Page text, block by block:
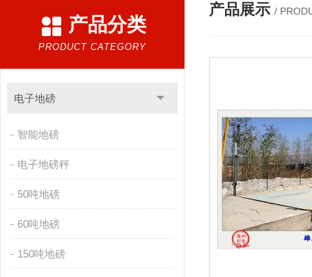
产品分类
PRODUCT CATEGORY
电子地磅
智能地磅
电子地磅秤
50吨地磅
60吨地磅
150吨地磅
产品展示 /